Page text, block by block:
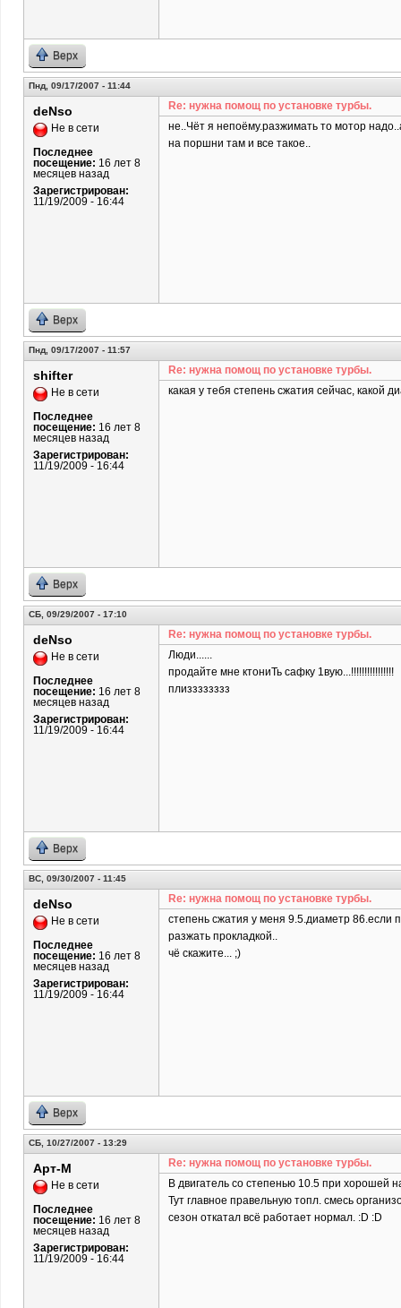
Верх
Пнд, 09/17/2007 - 11:44
deNso
Не в сети
Последнее
посещение: 16 лет 8
месяцев назад
Зарегистрирован:
11/19/2009 - 16:44
Re: нужна помощ по установке турбы.
не..Чёт я непоёму.разжимать то мотор
на поршни там и все такое..
Верх
Пнд, 09/17/2007 - 11:57
shifter
Не в сети
Последнее
посещение: 16 лет 8
месяцев назад
Зарегистрирован:
11/19/2009 - 16:44
Re: нужна помощ по установке турбы.
какая у тебя степень сжатия сейчас, какой
Верх
СБ, 09/29/2007 - 17:10
deNso
Не в сети
Последнее
посещение: 16 лет 8
месяцев назад
Зарегистрирован:
11/19/2009 - 16:44
Re: нужна помощ по установке турбы.
Люди......
продайте мне ктониТь сафку 1вую...!!!!!!!!!!!!!!!!
плизззззззз
Верх
ВС, 09/30/2007 - 11:45
deNso
Не в сети
Последнее
посещение: 16 лет 8
месяцев назад
Зарегистрирован:
11/19/2009 - 16:44
Re: нужна помощ по установке турбы.
степень сжатия у меня 9.5.диаметр 86.если
разжать прокладкой..
чё скажите... ;)
Верх
СБ, 10/27/2007 - 13:29
Арт-М
Не в сети
Последнее
посещение: 16 лет 8
месяцев назад
Зарегистрирован:
11/19/2009 - 16:44
Re: нужна помощ по установке турбы.
В двигатель со степенью 10.5 при хорошей
Тут главное правельную топл. смесь
сезон откатал всё работает нормал. :D :D